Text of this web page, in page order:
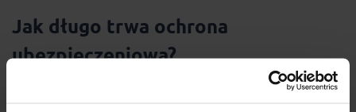
Jak długo trwa ochrona
ubezpieczeniowa?
Umowa ubezpieczenia na życie Generali Z myślą o życiu